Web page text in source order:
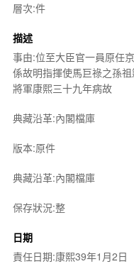
層次:件
描述
事由:位至大臣官一員原任
係故明指揮使馬巨祿之孫
將軍康熙三十九年病故
典藏沿革:內閣檔庫
版本:原件
典藏沿革:內閣檔庫
保存狀況:整
日期
責任日期:康熙39年1月2日